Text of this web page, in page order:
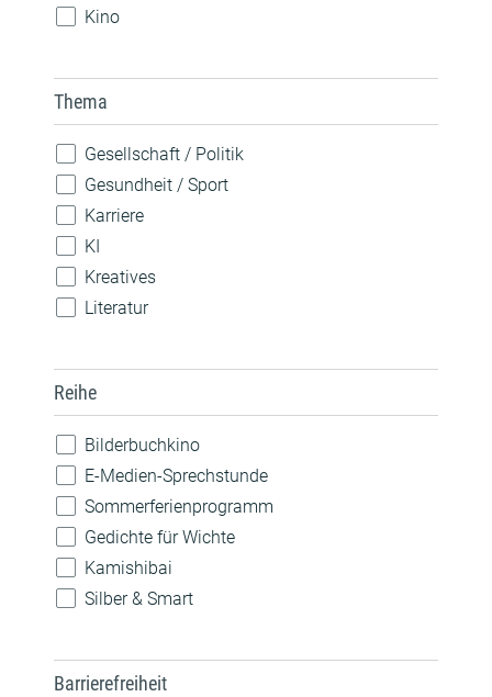
Kino
Spiele
Theateraufführung
Thema
Gesellschaft / Politik
Gesundheit / Sport
Karriere
KI
Kreatives
Literatur
Musik
Nachhaltigkeit
Reihe
Bilderbuchkino
E-Medien-Sprechstunde
Sommerferienprogramm
Gedichte für Wichte
Kamishibai
Silber & Smart
Barrierefreiheit